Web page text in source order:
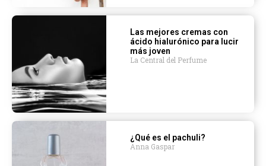
Las mejores cremas con
ácido hialurónico para lucir
más joven
La Central del Perfume
¿Qué es el pachuli?
Anna Gaspar